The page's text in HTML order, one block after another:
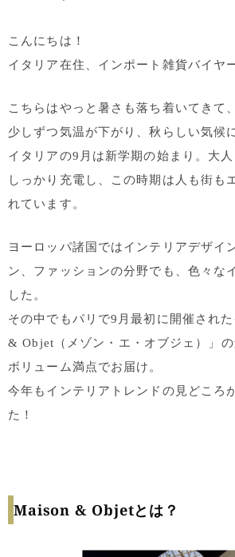
こんにちは！
イタリア在住、インポート雑貨バイヤ
こちらはやっと暑さも落ち着いてきて
少しずつ気温が下がり、秋らしい気候
イタリアの9月は新学期の始まり。大
しっかり充電し、この時期は人も街も
れています。
ヨーロッパ諸国ではインテリアデザイ
ン、ファッションの分野でも、色々な
した。
その中でもパリで9月最初に開催され
& Objet（メゾン・エ・オブジェ）」の
ボリューム満点でお届け。
今年もインテリアトレンドの見どころ
た！
Maison & Objetとは？